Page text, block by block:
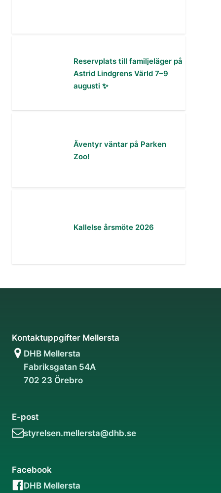
Reservplats till familjeläger på
Astrid Lindgrens Värld 7–9
augusti ✨
Äventyr väntar på Parken
Zoo!
Kallelse årsmöte 2026
Kontaktuppgifter Mellersta
DHB Mellersta
Fabriksgatan 54A
702 23 Örebro
E-post
styrelsen.mellersta@dhb.se
Facebook
DHB Mellersta